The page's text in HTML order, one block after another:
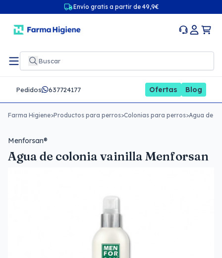
Envío gratis a partir de 49,9€
Pedidos 637724177 Ofertas Blog
Farma Higiene>Productos para perros>Colonias para perros>Agua de
Menforsan®
Agua de colonia vainilla Menforsan